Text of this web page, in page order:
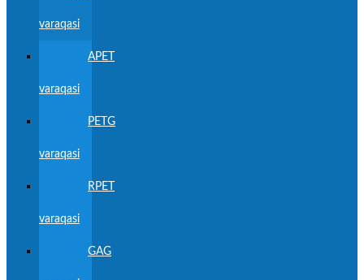
varaqasi
APET
varaqasi
PETG
varaqasi
RPET
varaqasi
GAG